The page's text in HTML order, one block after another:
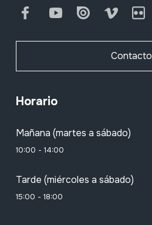
FacebookYoutube Issuu Vimeo
Contacto
Horario
Mañana (martes a sábado)
10:00 - 14:00
Tarde (miércoles a sábado)
15:00 - 18:00